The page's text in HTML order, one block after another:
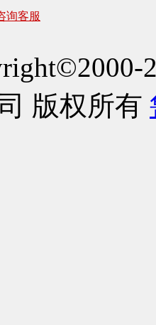
询客服
版权所有